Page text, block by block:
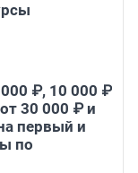
₽, 10 000 ₽
30 000 ₽ и
первый и
по